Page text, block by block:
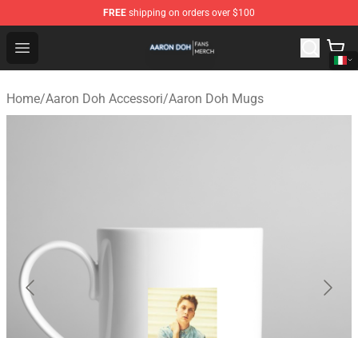
FREE shipping on orders over $100
Open menu
Aaron Doh Shop - Official Aaron Doh Merchandise Store
Home/Aaron Doh Accessori/Aaron Doh Mugs